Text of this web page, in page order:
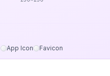
App Icon Favicon